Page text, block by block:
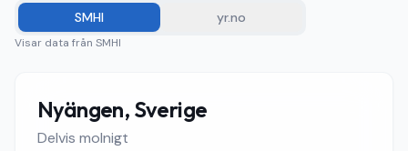
SMHI yr.no
Visar data från SMHI
Nyängen, Sverige
Delvis molnigt